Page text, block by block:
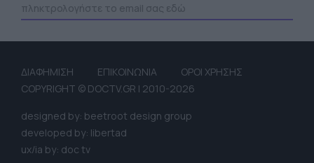
ΔΙΑΦΗΜΙΣΗ ΕΠΙΚΟΙΝΩΝΙΑ
ΟΡΟΙ ΧΡΗΣΗΣ
COPYRIGHT © DOCTV.GR | 2010-2026
designed by: beetroot design group
developed by: libertad
ux/ia by: doc tv